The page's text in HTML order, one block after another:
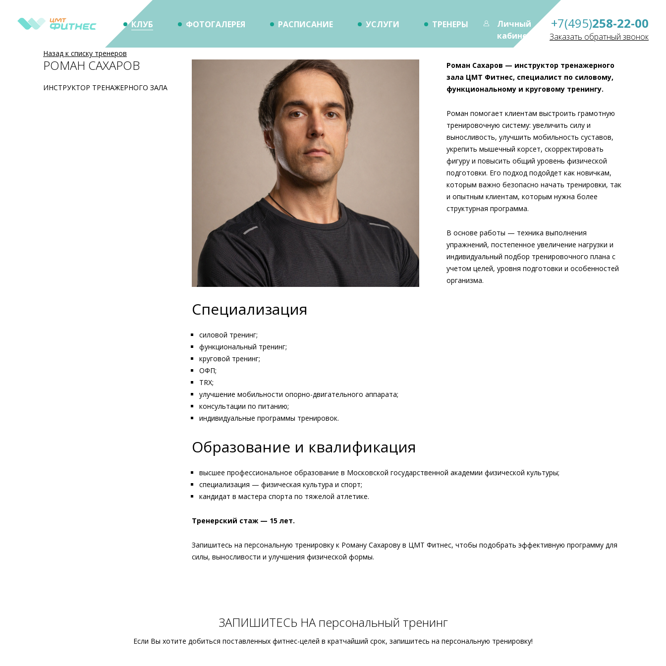
КЛУБ ФОТОГАЛЕРЕЯ РАСПИСАНИЕ УСЛУГИ ТРЕНЕРЫ
Личный
кабинет
+7(495)258-22-00
Заказать обратный звонок
Назад к списку тренеров
РОМАН САХАРОВ
ИНСТРУКТОР ТРЕНАЖЕРНОГО ЗАЛА
Роман Сахаров — инструктор тренажерного
зала ЦМТ Фитнес, специалист по силовому,
функциональному и круговому тренингу.
Роман помогает клиентам выстроить грамотную
тренировочную систему: увеличить силу и
выносливость, улучшить мобильность суставов,
укрепить мышечный корсет, скорректировать
фигуру и повысить общий уровень физической
подготовки. Его подход подойдет как новичкам,
которым важно безопасно начать тренировки, так
и опытным клиентам, которым нужна более
структурная программа.
В основе работы — техника выполнения
упражнений, постепенное увеличение нагрузки и
индивидуальный подбор тренировочного плана с
учетом целей, уровня подготовки и особенностей
организма.
Специализация
силовой тренинг;
функциональный тренинг;
круговой тренинг;
ОФП;
TRX;
улучшение мобильности опорно-двигательного аппарата;
консультации по питанию;
индивидуальные программы тренировок.
Образование и квалификация
высшее профессиональное образование в Московской государственной академии физической культуры;
специализация — физическая культура и спорт;
кандидат в мастера спорта по тяжелой атлетике.
Тренерский стаж — 15 лет.
Запишитесь на персональную тренировку к Роману Сахарову в ЦМТ Фитнес, чтобы подобрать эффективную программу для
силы, выносливости и улучшения физической формы.
ЗАПИШИТЕСЬ НА персональный тренинг
Если Вы хотите добиться поставленных фитнес-целей в кратчайший срок, запишитесь на персональную тренировку!